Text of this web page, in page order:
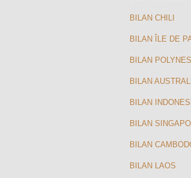
BILAN CHILI
BILAN ÎLE DE
BILAN
BILAN
BILAN
BILAN
BILAN
BILAN LAOS